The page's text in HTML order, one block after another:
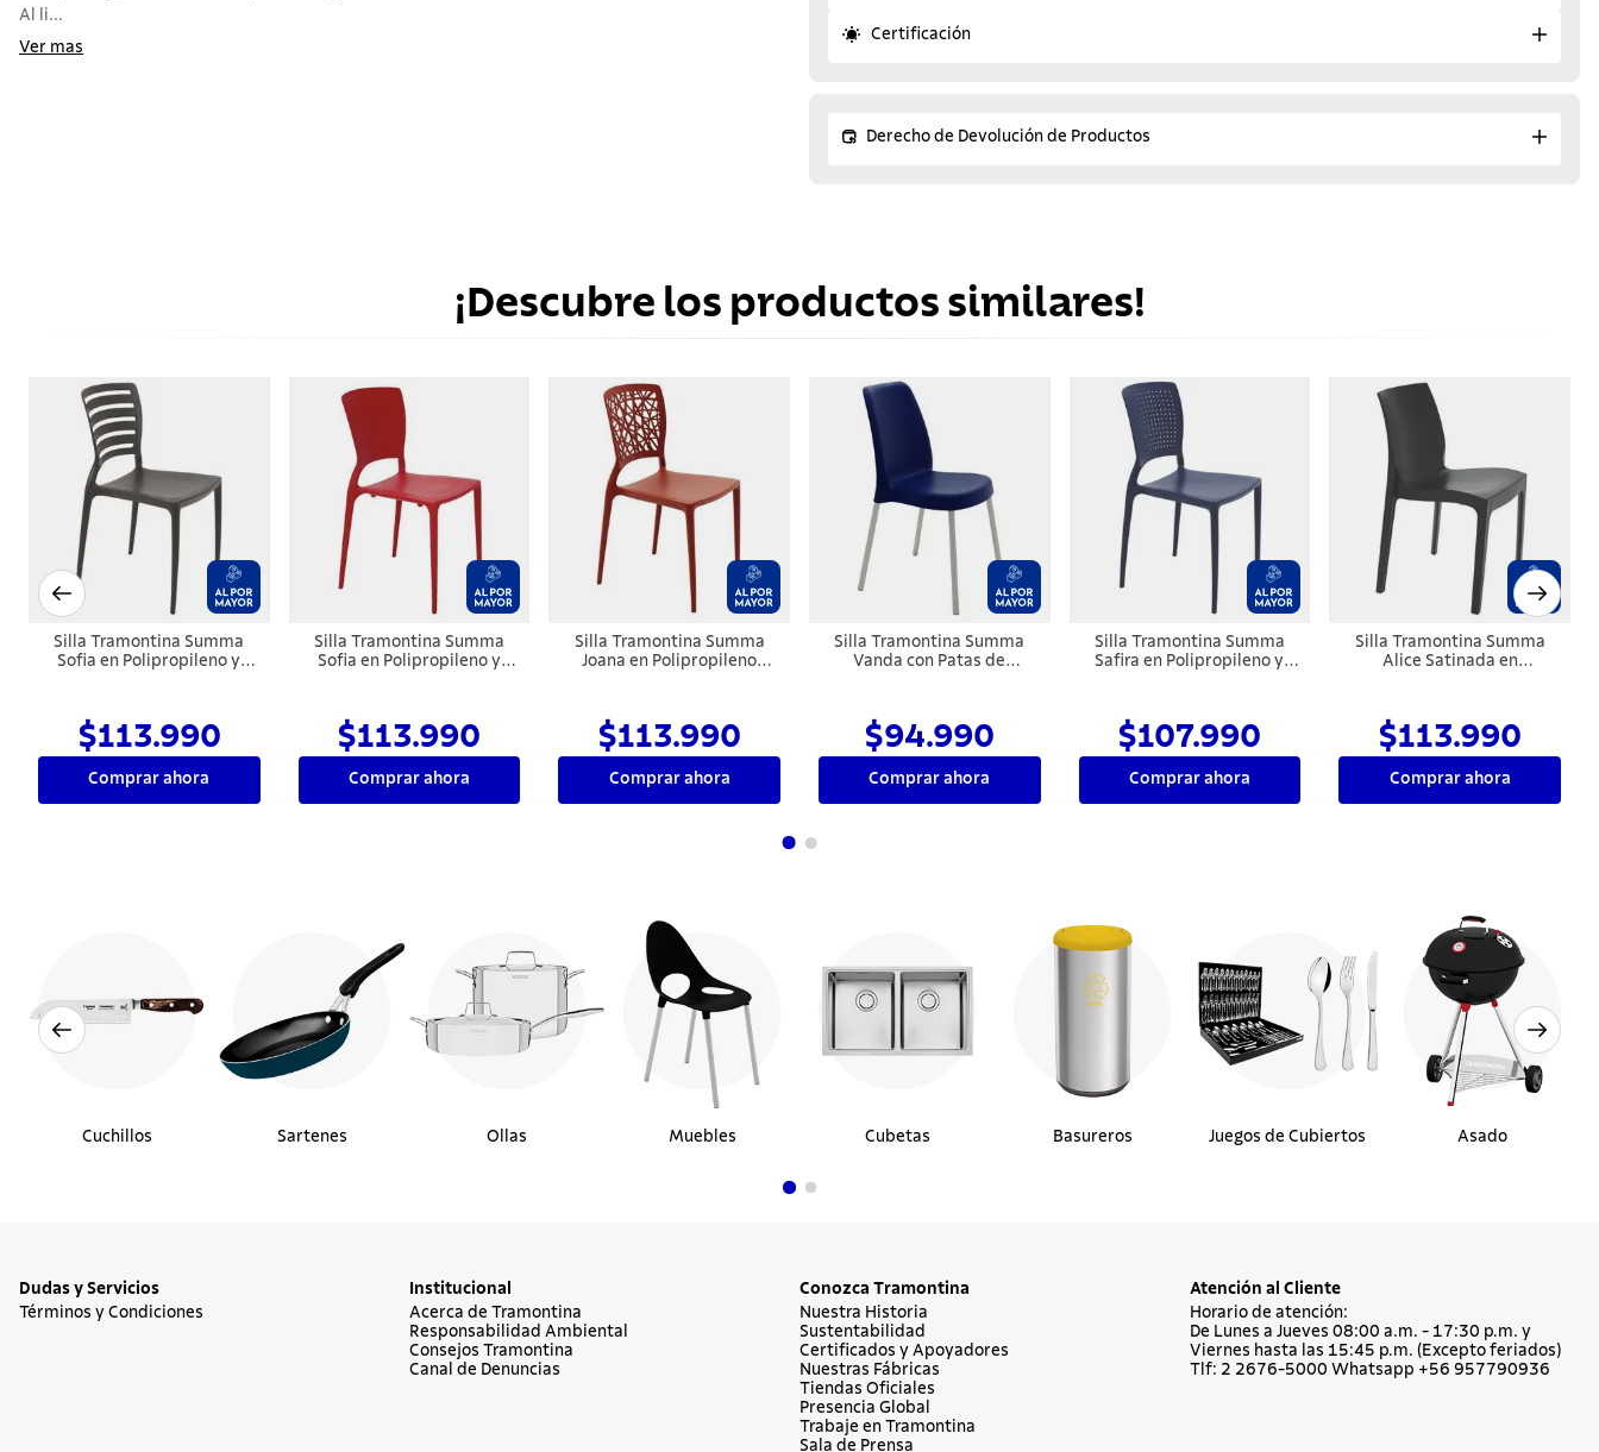
Al li...
Ver mas
Certificación
Derecho de Devolución de Productos
¡Descubre los productos similares!
Silla Tramontina Summa
Sofia en Polipropileno y
$113.990
Comprar ahora
Silla Tramontina Summa
Sofia en Polipropileno y
$113.990
Comprar ahora
Silla Tramontina Summa
Joana en Polipropileno
$113.990
Comprar ahora
Silla Tramontina Summa
Vanda con Patas de
$94.990
Comprar ahora
Silla Tramontina Summa
Safira en Polipropileno y
$107.990
Comprar ahora
Silla Tramontina Summa
Alice Satinada en
$113.990
Comprar ahora
Cuchillos Sartenes Ollas Muebles Cubetas Basureros Juegos de Cubiertos Asado
Dudas y Servicios
Términos y Condiciones
Institucional
Acerca de Tramontina
Responsabilidad Ambiental
Consejos Tramontina
Canal de Denuncias
Conozca Tramontina
Nuestra Historia
Sustentabilidad
Certificados y Apoyadores
Nuestras Fábricas
Tiendas Oficiales
Presencia Global
Trabaje en Tramontina
Sala de Prensa
Atención al Cliente
Horario de atención:
De Lunes a Jueves 08:00 a.m. - 17:30 p.m. y
Viernes hasta las 15:45 p.m. (Excepto feriados)
Tlf: 2 2676-5000 Whatsapp +56 957790936